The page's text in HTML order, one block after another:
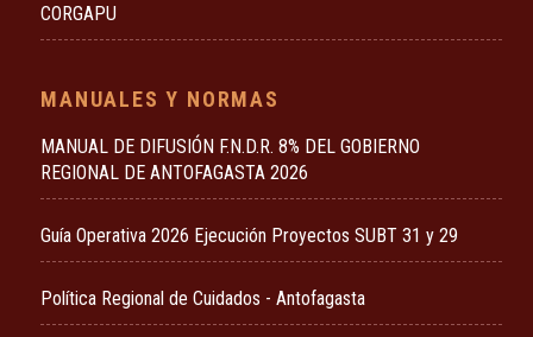
CORGAPU
MANUALES Y NORMAS
MANUAL DE DIFUSIÓN F.N.D.R. 8% DEL GOBIERNO
REGIONAL DE ANTOFAGASTA 2026
Guía Operativa 2026 Ejecución Proyectos SUBT 31 y 29
Política Regional de Cuidados - Antofagasta